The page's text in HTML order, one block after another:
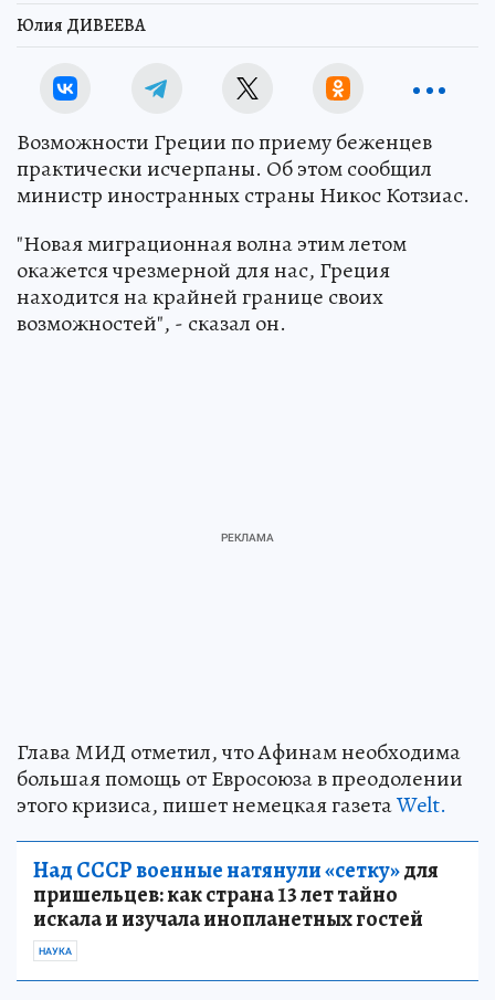
Юлия ДИВЕЕВА
Возможности Греции по приему беженцев
практически исчерпаны. Об этом сообщил
министр иностранных страны Никос Котзиас.
"Новая миграционная волна этим летом
окажется чрезмерной для нас, Греция
находится на крайней границе своих
возможностей", - сказал он.
Глава МИД отметил, что Афинам необходима
большая помощь от Евросоюза в преодолении
этого кризиса, пишет немецкая газетаWelt.
Над СССР военные натянули «сетку»для
пришельцев: как страна 13 лет тайно
искала и изучала инопланетных гостей
НАУКА